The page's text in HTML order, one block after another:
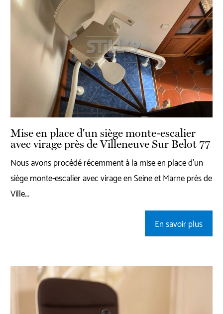
Mise en place d'un siège monte-escalier
avec virage près de Villeneuve Sur Belot 77
Nous avons procédé récemment à la mise en place d'un
siège monte-escalier avec virage en Seine et Marne près de
Ville...
En savoir plus